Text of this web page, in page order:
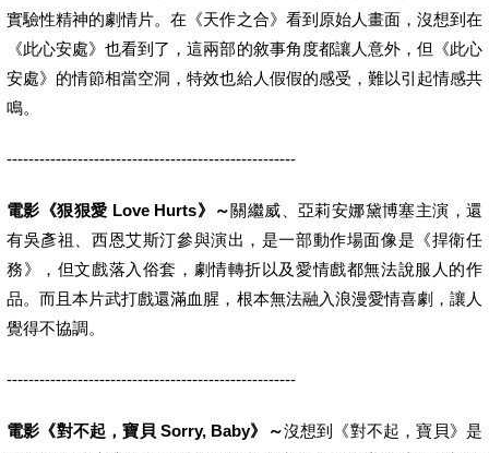
實驗性精神的劇情片。在《天作之合》看到原始人畫面，沒想到在
《此心安處》也看到了，這兩部的敘事角度都讓人意外，但《此心
安處》的情節相當空洞，特效也給人假假的感受，難以引起情感共
鳴。
-----------------------------------------------------
電影《狠狠愛 Love Hurts》～關繼威、亞莉安娜黛博塞主演，還
有吳彥祖、西恩艾斯汀參與演出，是一部動作場面像是《捍衛任
務》，但文戲落入俗套，劇情轉折以及愛情戲都無法說服人的作
品。而且本片武打戲還滿血腥，根本無法融入浪漫愛情喜劇，讓人
覺得不協調。
-----------------------------------------------------
電影《對不起，寶貝 Sorry, Baby》～沒想到《對不起，寶貝》是